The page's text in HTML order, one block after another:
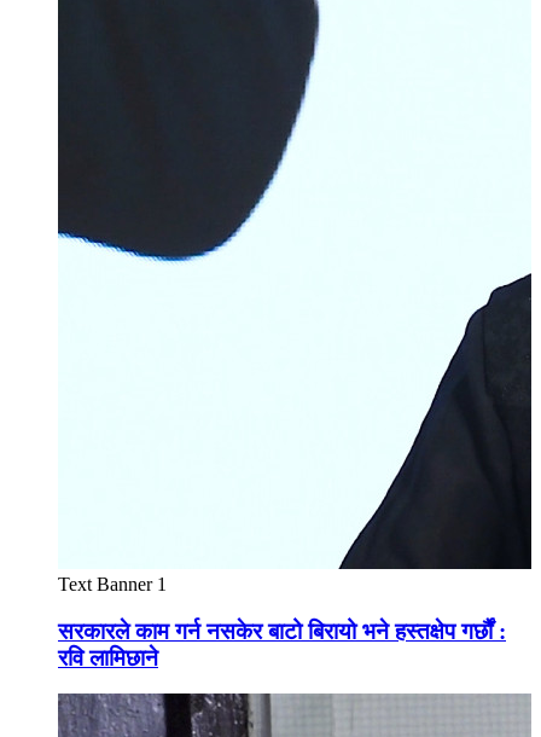
Text Banner 1
सरकारले काम गर्न नसकेर बाटो बिरायो भने हस्तक्षेप गर्छौं :
रवि लामिछाने